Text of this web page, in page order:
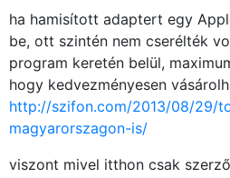
ha hamisított adaptert egy
be, ott szintén nem cserélték
program keretén belül,
hogy kedvezményesen
http://szifon.com/2013/08/29/
magyarorszagon-is/
viszont mivel itthon csak